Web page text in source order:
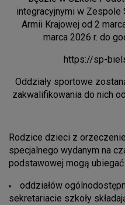
integracyjnymi w Zespole
Armii Krajowej od 2
marca 2026 r. do
https://sp-
Oddziały sportowe
zakwalifikowania do nich
Rodzice dzieci z
specjalnego wydanym na
podstawowej mogą
oddziałów
sekretariacie szkoły